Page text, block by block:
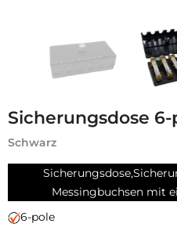
Sicherungsdose
Schwarz
Messingbuchsen mit
6-pole